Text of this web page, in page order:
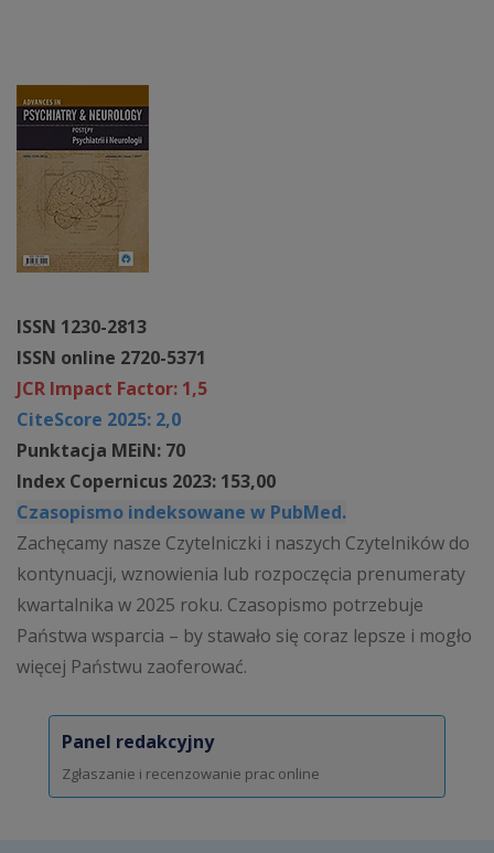
ISSN 1230-2813
ISSN online 2720-5371
JCR Impact Factor: 1,5
CiteScore 2025: 2,0
Punktacja MEiN: 70
Index Copernicus 2023: 153,00
Czasopismo indeksowane w PubMed.
Zachęcamy nasze Czytelniczki i naszych Czytelników do
kontynuacji, wznowienia lub rozpoczęcia prenumeraty
kwartalnika w 2025 roku. Czasopismo potrzebuje
Państwa wsparcia – by stawało się coraz lepsze i mogło
więcej Państwu zaoferować.
Panel redakcyjny
Zgłaszanie i recenzowanie prac online